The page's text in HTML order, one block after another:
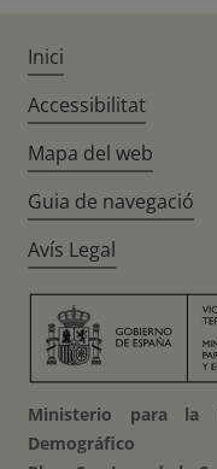
Inici
Accessibilitat
Mapa del web
Guia de navegació
Avís Legal
Ministerio para la
Demográfico